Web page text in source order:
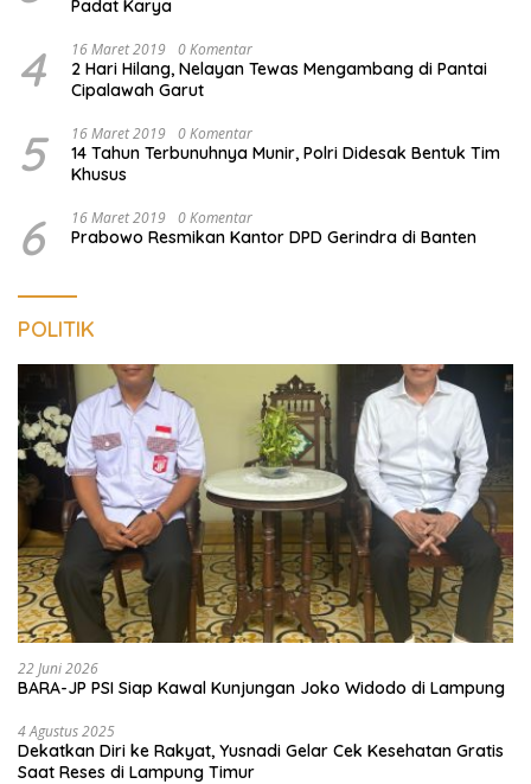
Padat Karya
4 16 Maret 2019 0 Komentar
2 Hari Hilang, Nelayan Tewas Mengambang di Pantai
Cipalawah Garut
5 16 Maret 2019 0 Komentar
14 Tahun Terbunuhnya Munir, Polri Didesak Bentuk Tim
Khusus
6 16 Maret 2019 0 Komentar
Prabowo Resmikan Kantor DPD Gerindra di Banten
POLITIK
22 Juni 2026
BARA-JP PSI Siap Kawal Kunjungan Joko Widodo di Lampung
4 Agustus 2025
Dekatkan Diri ke Rakyat, Yusnadi Gelar Cek Kesehatan Gratis
Saat Reses di Lampung Timur